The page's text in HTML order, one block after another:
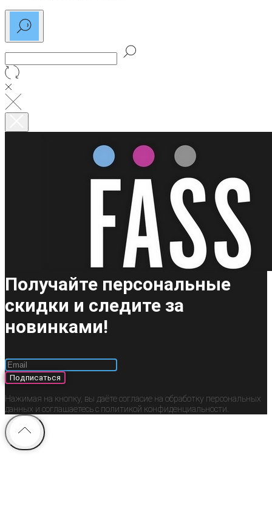
Получайте персональные
скидки и следите за
новинками!
Подписаться
Нажимая на кнопку, вы даёте согласие на обработку персональных
данных и соглашаетесь c политикой конфиденциальности.